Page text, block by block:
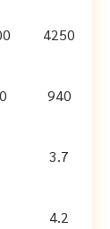
4250
940
3.7
4.2